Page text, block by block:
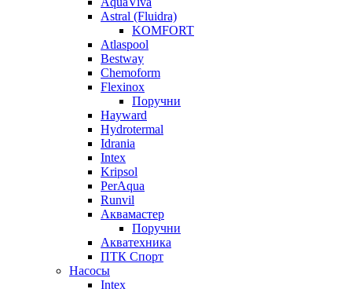
Astral (Fluidra)
KOMFORT
Atlaspool
Bestway
Chemoform
Flexinox
Поручни
Hayward
Hydrotermal
Idrania
Intex
Kripsol
PerAqua
Runvil
Аквамастер
Поручни
Акватехника
ПТК Спорт
Насосы
Intex